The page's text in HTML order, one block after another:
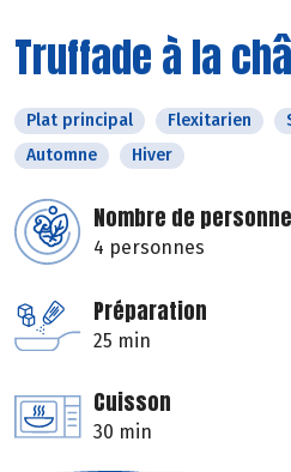
Truffade à la
Plat principal Flexitarien
Automne
Hiver
Nombre de
4 personnes
Préparation
25 min
Cuisson
30 min